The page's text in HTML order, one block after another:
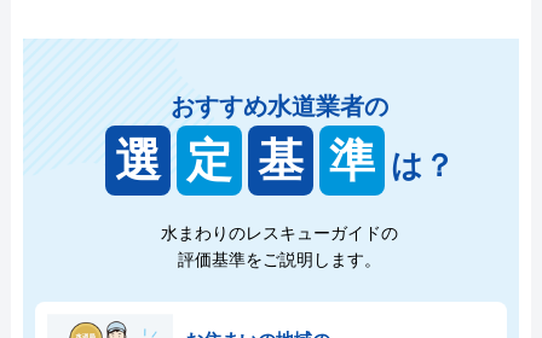
おすすめ水道業者の
選 定 基 準 は？
水まわりのレスキューガイドの
評価基準をご説明します。